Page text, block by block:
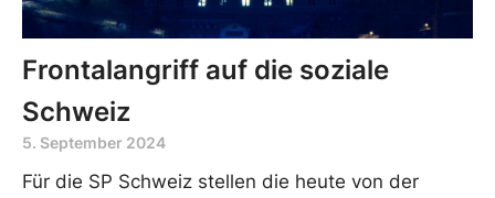
Frontalangriff auf die soziale
Schweiz
5. September 2024
Für die SP Schweiz stellen die heute von der